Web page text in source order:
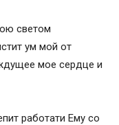
светом
ум мой от
мое сердце и
работати Ему со